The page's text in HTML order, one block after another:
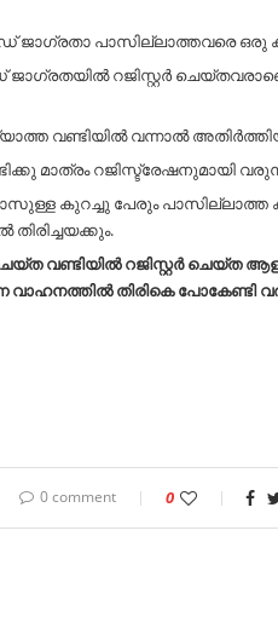
ജാഗ്രതാ പാസില്ലാത്തവരെ ഒരു
റജിസ്റ്റർ
വണ്ടിയിൽ വന്നാൽ
മാത്രം റജിസ്ട്രേഷനുമായി
കുറച്ചു പേരും
തിരിച്ചയക്കും.
വണ്ടിയിൽ റജിസ്റ്റർ ചെയ്ത
തിരികെ പോകേണ്ടി
0 comment 0